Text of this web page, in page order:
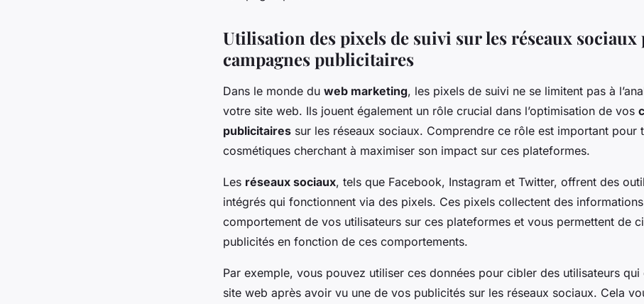
Utilisation des pixels de suivi sur les réseaux sociaux
campagnes publicitaires
Dans le monde du web marketing, les pixels de suivi ne se limitent pas à
votre site web. Ils jouent également un rôle crucial dans l’optimisation de vos
publicitaires sur les réseaux sociaux. Comprendre ce rôle est important pour
cosmétiques cherchant à maximiser son impact sur ces plateformes.
Les réseaux sociaux, tels que Facebook, Instagram et Twitter, offrent des
intégrés qui fonctionnent via des pixels. Ces pixels collectent des
comportement de vos utilisateurs sur ces plateformes et vous permettent de
publicités en fonction de ces comportements.
Par exemple, vous pouvez utiliser ces données pour cibler des utilisateurs
site web après avoir vu une de vos publicités sur les réseaux sociaux. Cela